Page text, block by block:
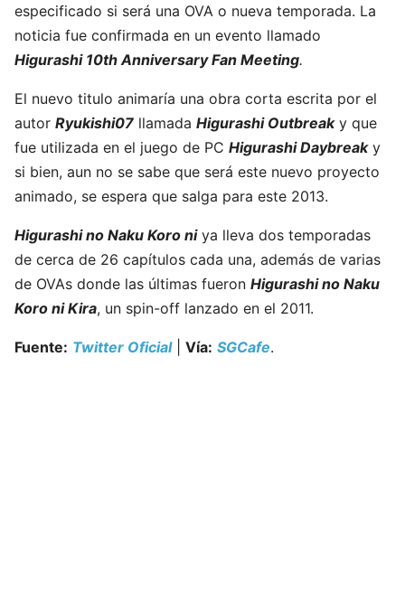
especificado si será una OVA o nueva temporada. La
noticia fue confirmada en un evento llamado
Higurashi 10th Anniversary Fan Meeting.
El nuevo titulo animaría una obra corta escrita por el
autor Ryukishi07 llamada Higurashi Outbreak y que
fue utilizada en el juego de PC Higurashi Daybreak y
si bien, aun no se sabe que será este nuevo proyecto
animado, se espera que salga para este 2013.
Higurashi no Naku Koro ni ya lleva dos temporadas
de cerca de 26 capítulos cada una, además de varias
de OVAs donde las últimas fueron Higurashi no Naku
Koro ni Kira, un spin-off lanzado en el 2011.
Fuente: Twitter Oficial| Vía: SGCafe.